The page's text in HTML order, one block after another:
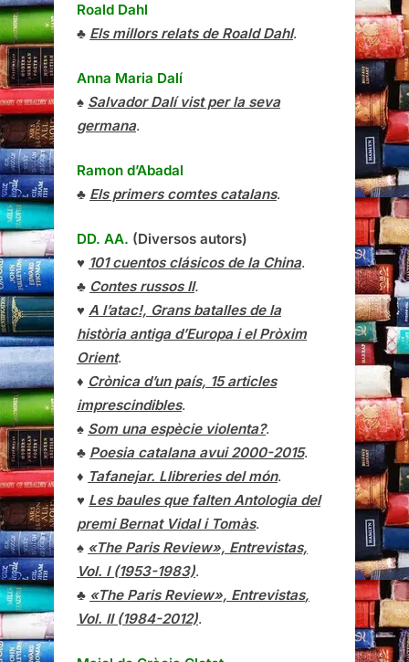
Roald Dahl
♣ Els millors relats de Roald Dahl.
Anna Maria Dalí
♠ Salvador Dalí vist per la seva
germana.
Ramon d’Abadal
♣ Els primers comtes catalans.
DD. AA. (Diversos autors)
♥ 101 cuentos clásicos de la China.
♣ Contes russos II.
♥ A l’atac!, Grans batalles de la
història antiga d’Europa i el Pròxim
Orient.
♦ Crònica d’un país, 15 articles
imprescindibles.
♠ Som una espècie violenta?.
♣ Poesia catalana avui 2000-2015.
♦ Tafanejar. Llibreries del món.
♥ Les baules que falten Antologia del
premi Bernat Vidal i Tomàs.
♠ «The Paris Review», Entrevistas,
Vol. I (1953-1983).
♣ «The Paris Review», Entrevistas,
Vol. II (1984-2012).